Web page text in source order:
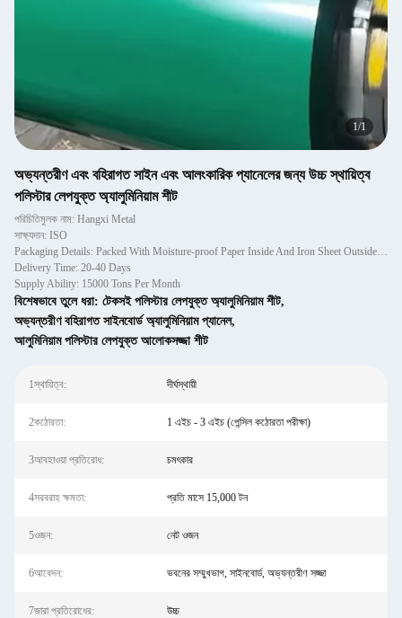
1/1
অভ্যন্তরীণ এবং বহিরাগত সাইন এবং আলংকারিক প্যানেলের জন্য উচ্চ স্থায়িত্ব
পলিস্টার লেপযুক্ত অ্যালুমিনিয়াম শীট
পরিচিতিমুলক নাম: Hangxi Metal
সাক্ষ্যদান: ISO
Packaging Details: Packed With Moisture-proof Paper Inside And Iron Sheet Outside, And Fixed With Wooden Pallet.
Delivery Time: 20-40 Days
Supply Ability: 15000 Tons Per Month
বিশেষভাবে তুলে ধরা: টেকসই পলিস্টার লেপযুক্ত অ্যালুমিনিয়াম শীট,
অভ্যন্তরীণ বহিরাগত সাইনবোর্ড অ্যালুমিনিয়াম প্যানেল,
আলুমিনিয়াম পলিস্টার লেপযুক্ত আলোকসজ্জা শীট
1স্থায়িত্ব: দীর্ঘস্থায়ী
2কঠোরতা: 1 এইচ - 3 এইচ (পেন্সিল কঠোরতা পরীক্ষা)
3আবহাওয়া প্রতিরোধ: চমৎকার
4সরবরাহ ক্ষমতা: প্রতি মাসে 15,000 টন
5ওজন: নেট ওজন
6আবেদন: ভবনের সম্মুখভাগ, সাইনবোর্ড, অভ্যন্তরীণ সজ্জা
7জারা প্রতিরোধের: উচ্চ